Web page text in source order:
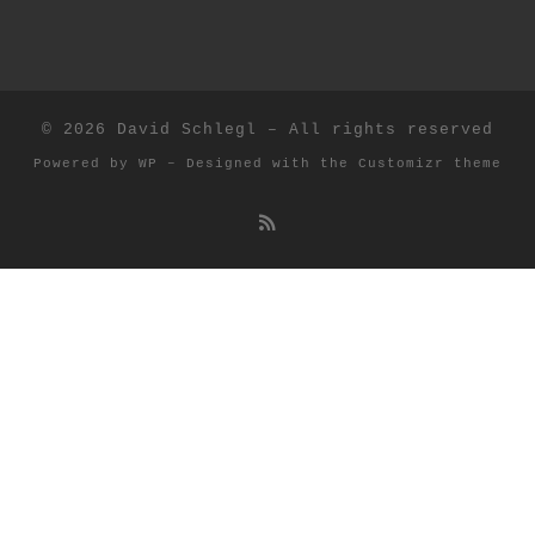
© 2026 David Schlegl – All rights reserved
Powered by WP – Designed with the Customizr theme